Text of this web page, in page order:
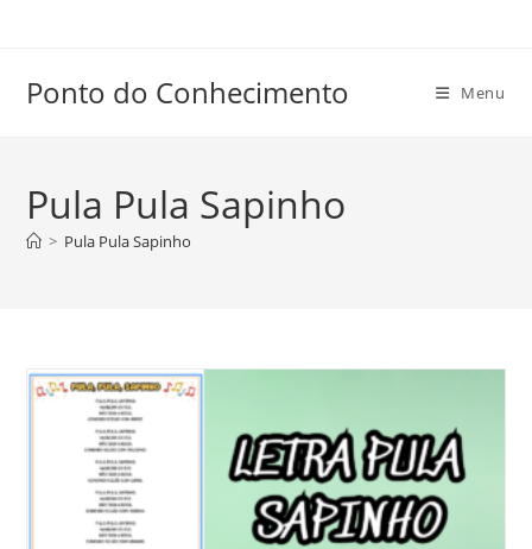
conteúdo
Ponto do Conhecimento Menu
Pula Pula Sapinho
> Pula Pula Sapinho